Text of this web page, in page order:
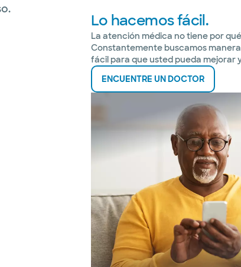
Lo hacemos fácil.
La atención médica no tiene por
Constantemente buscamos
fácil para que usted pueda mejorar
ENCUENTRE UN DOCTOR